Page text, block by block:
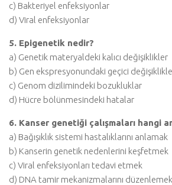
c) Bakteriyel enfeksiyonlar
d) Viral enfeksiyonlar
5. Epigenetik nedir?
a) Genetik materyaldeki kalıcı değişiklikler
b) Gen ekspresyonundaki geçici
c) Genom dizilimindeki bozukluklar
d) Hücre bölünmesindeki hatalar
6. Kanser genetiği çalışmaları hangi
a) Bağışıklık sistemi hastalıklarını anlamak
b) Kanserin genetik nedenlerini keşfetmek
c) Viral enfeksiyonları tedavi etmek
d) DNA tamir mekanizmalarını düzenlemek